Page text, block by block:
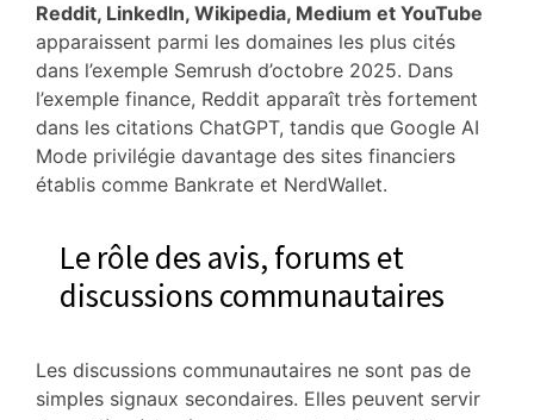
Reddit, LinkedIn, Wikipedia, Medium et YouTube
apparaissent parmi les domaines les plus cités
dans l’exemple Semrush d’octobre 2025. Dans
l’exemple finance, Reddit apparaît très fortement
dans les citations ChatGPT, tandis que Google AI
Mode privilégie davantage des sites financiers
établis comme Bankrate et NerdWallet.
Le rôle des avis, forums et
discussions communautaires
Les discussions communautaires ne sont pas de
simples signaux secondaires. Elles peuvent servir